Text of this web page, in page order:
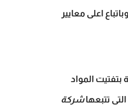
اعلى معايير
المواد
تتبعهاشركة